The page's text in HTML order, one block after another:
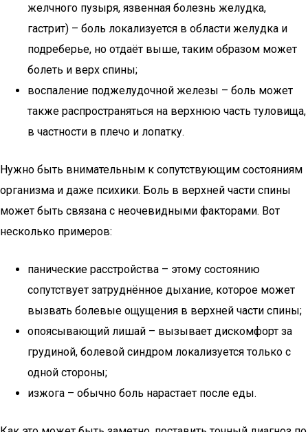
желчного пузыря, язвенная болезнь желудка,
гастрит) – боль локализуется в области желудка и
подреберье, но отдаёт выше, таким образом может
болеть и верх спины;
воспаление поджелудочной железы – боль может
также распространяться на верхнюю часть туловища,
в частности в плечо и лопатку.
Нужно быть внимательным к сопутствующим состояниям
организма и даже психики. Боль в верхней части спины
может быть связана с неочевидными факторами. Вот
несколько примеров:
панические расстройства – этому состоянию
сопутствует затруднённое дыхание, которое может
вызвать болевые ощущения в верхней части спины;
опоясывающий лишай – вызывает дискомфорт за
грудиной, болевой синдром локализуется только с
одной стороны;
изжога – обычно боль нарастает после еды.